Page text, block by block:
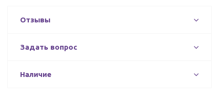
Отзывы
Задать вопрос
Наличие